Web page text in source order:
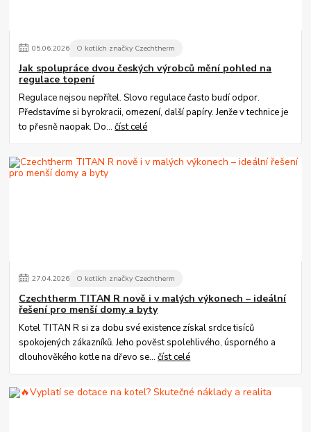
05.06.2026 O kotlích značky Czechtherm
Jak spolupráce dvou českých výrobců mění pohled na
regulace topení
Regulace nejsou nepřítel. Slovo regulace často budí odpor.
Představíme si byrokracii, omezení, další papíry. Jenže v technice je
to přesně naopak. Do...číst celé
27.04.2026 O kotlích značky Czechtherm
Czechtherm TITAN R nově i v malých výkonech – ideální
řešení pro menší domy a byty
Kotel TITAN R si za dobu své existence získal srdce tisíců
spokojených zákazníků. Jeho pověst spolehlivého, úsporného a
dlouhověkého kotle na dřevo se...číst celé